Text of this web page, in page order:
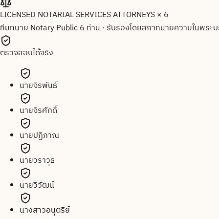
LICENSED NOTARIAL SERVICES ATTORNEYS × 6
ทีมทนาย Notary Public 6 ท่าน· รับรองโดยสภาทนายความในพระ
ตรวจสอบได้จริง
นายจิรพันธ์
นายจิรศักดิ์
นายปฏิภาณ
นายวราวุธ
นายวิวัฒน์
นางสาวอนุตรีย์